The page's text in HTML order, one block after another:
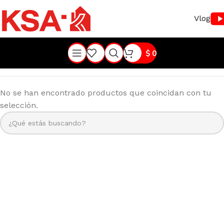
Vlog
$0
No se han encontrado productos que coincidan con tu
selección.